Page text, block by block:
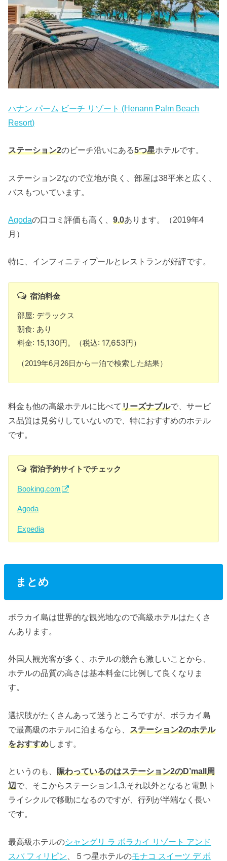
ハナン パーム ビーチ リゾート (Henann Palm Beach
Resort)
ステーション2のビーチ沿いにある5つ星ホテルです。
ステーション2なので立地が良く、部屋は38平米と広く、
バスもついています。
Agodaの口コミ評価も高く、9.0あります。（2019年4
月）
特に、インフィニティプールとレストランが好評です。
宿泊料金
部屋: デラックス
朝食: あり
料金: 15,130円。（税込: 17,653円）
（2019年6月26日から一泊で検索した結果）
料金も他の高級ホテルに比べてリーズナブルで、サービ
ス品質は見劣りしていないので、特におすすめのホテル
です。
宿泊予約サイトでチェック
Booking.com
Agoda
Expedia
まとめ
ボラカイ島は世界的な観光地なので高級ホテルはたくさ
んあります。
外国人観光客が多く、ホテルの競合も激しいことから、
ホテルの品質の高さは基本料金に比例して良くなりま
す。
選択肢がたくさんあって迷うところですが、ボラカイ島
で最高級のホテルに泊まるなら、ステーション2のホテル
をおすすめします。
というのも、賑わっているのはステーション2のD’mall周
辺で、そこからステーション1,3,それ以外となると電動ト
ライシクルで移動になるのですが、行列が半端なく長い
です。
最高級ホテルのシャングリ ラ ボラカイ リゾート アンド
スパ フィリピン 、５つ星ホテルのモナコ スイーツ デ ボ